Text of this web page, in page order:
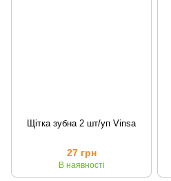
Щітка зубна 2 шт/уп Vinsa
27 грн
В наявності